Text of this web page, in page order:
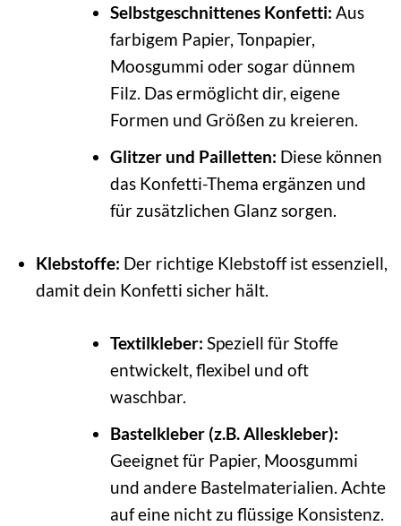
Selbstgeschnittenes Konfetti: Aus
farbigem Papier, Tonpapier,
Moosgummi oder sogar dünnem
Filz. Das ermöglicht dir, eigene
Formen und Größen zu kreieren.
Glitzer und Pailletten: Diese können
das Konfetti-Thema ergänzen und
für zusätzlichen Glanz sorgen.
Klebstoffe: Der richtige Klebstoff ist essenziell,
damit dein Konfetti sicher hält.
Textilkleber: Speziell für Stoffe
entwickelt, flexibel und oft
waschbar.
Bastelkleber (z.B. Alleskleber):
Geeignet für Papier, Moosgummi
und andere Bastelmaterialien. Achte
auf eine nicht zu flüssige Konsistenz.